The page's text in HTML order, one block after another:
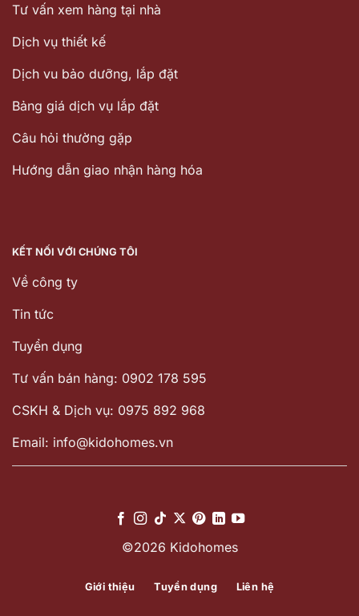
Tư vấn xem hàng tại nhà
Dịch vụ thiết kế
Dịch vu bảo dưỡng, lắp đặt
Bảng giá dịch vụ lắp đặt
Câu hỏi thường gặp
Hướng dẫn giao nhận hàng hóa
KẾT NỐI VỚI CHÚNG TÔI
Về công ty
Tin tức
Tuyển dụng
Tư vấn bán hàng: 0902 178 595
CSKH & Dịch vụ: 0975 892 968
Email: info@kidohomes.vn
©2026 Kidohomes
Giới thiệu Tuyển dụng Liên hệ